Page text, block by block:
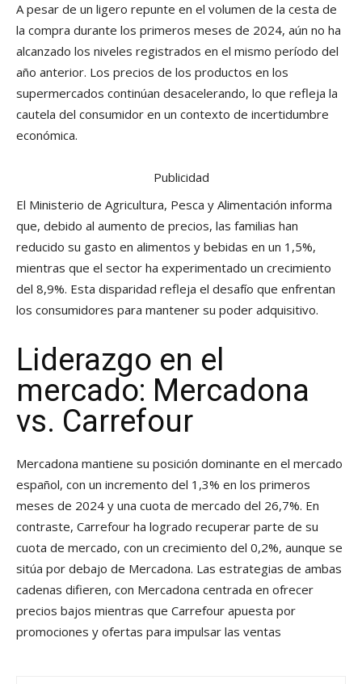
A pesar de un ligero repunte en el volumen de la cesta de
la compra durante los primeros meses de 2024, aún no ha
alcanzado los niveles registrados en el mismo período del
año anterior. Los precios de los productos en los
supermercados continúan desacelerando, lo que refleja la
cautela del consumidor en un contexto de incertidumbre
económica.
Publicidad
El Ministerio de Agricultura, Pesca y Alimentación informa
que, debido al aumento de precios, las familias han
reducido su gasto en alimentos y bebidas en un 1,5%,
mientras que el sector ha experimentado un crecimiento
del 8,9%. Esta disparidad refleja el desafío que enfrentan
los consumidores para mantener su poder adquisitivo.
Liderazgo en el
mercado: Mercadona
vs. Carrefour
Mercadona mantiene su posición dominante en el mercado
español, con un incremento del 1,3% en los primeros
meses de 2024 y una cuota de mercado del 26,7%. En
contraste, Carrefour ha logrado recuperar parte de su
cuota de mercado, con un crecimiento del 0,2%, aunque se
sitúa por debajo de Mercadona. Las estrategias de ambas
cadenas difieren, con Mercadona centrada en ofrecer
precios bajos mientras que Carrefour apuesta por
promociones y ofertas para impulsar las ventas